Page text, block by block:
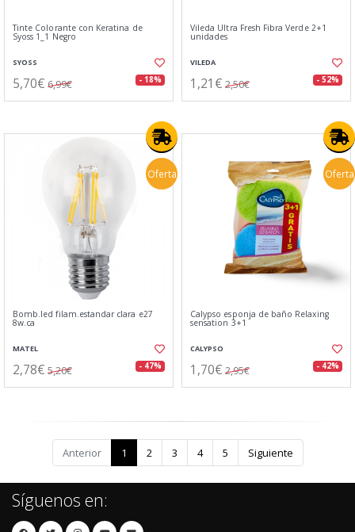
Tinte Colorante con Keratina de
Syoss 1_1 Negro
SYOSS
5,70€ 6,99€ - 18%
Vileda Ultra Fresh Fibra Verde 2+1
unidades
VILEDA
1,21€ 2,50€ - 52%
Oferta
Bomb.led filam.estandar clara e27
8w.ca
MATEL
2,78€ 5,20€ - 47%
Oferta
Calypso esponja de baño Relaxing
sensation 3+1
CALYPSO
1,70€ 2,95€ - 42%
Anterior 1 2 3 4 5 Siguiente
Síguenos en: